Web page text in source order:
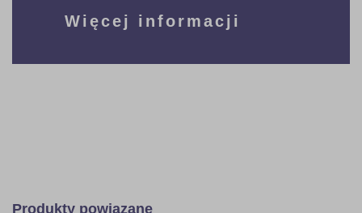
Więcej informacji
Produkty powiązane